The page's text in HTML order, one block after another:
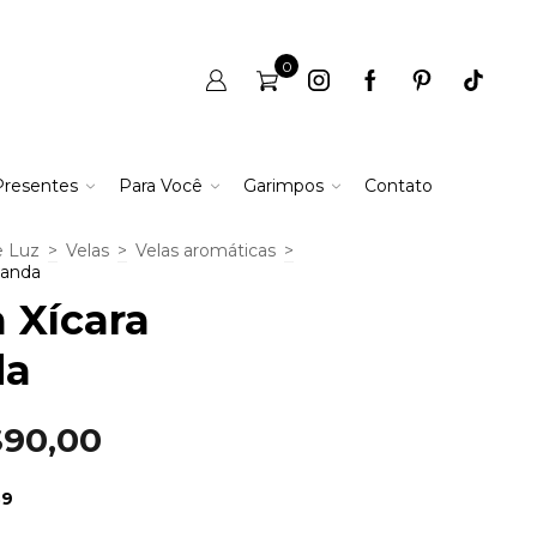
0
Para Você Garimpos Contato
Luz > Velas > Velas aromáticas >
Xícara